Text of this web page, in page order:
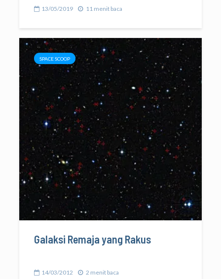
13/05/2019 11 menit baca
SPACE SCOOP
Galaksi Remaja yang Rakus
14/03/2012 2 menit baca